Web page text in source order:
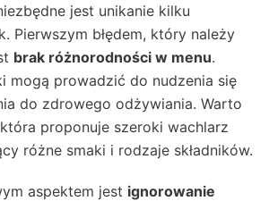
jest unikanie kilku
Pierwszym błędem, który należy
brak różnorodności w menu.
mogą prowadzić do nudzenia się
do zdrowego odżywiania. Warto
proponuje szeroki wachlarz
różne smaki i rodzaje składników.
aspektem jest ignorowanie